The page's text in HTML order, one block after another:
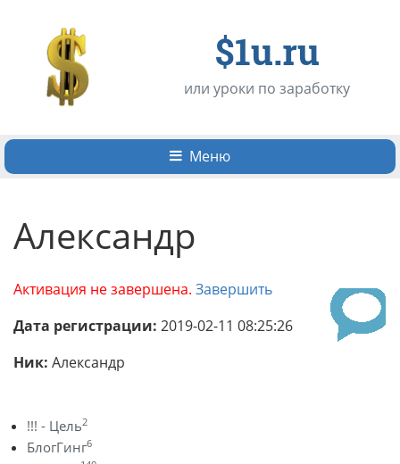
$1u.ru
или уроки по заработку
Меню
Александр
Активация не завершена. Завершить
Дата регистрации: 2019-02-11 08:25:26
Ник: Александр
!!! - Цель2
БлогГинг6